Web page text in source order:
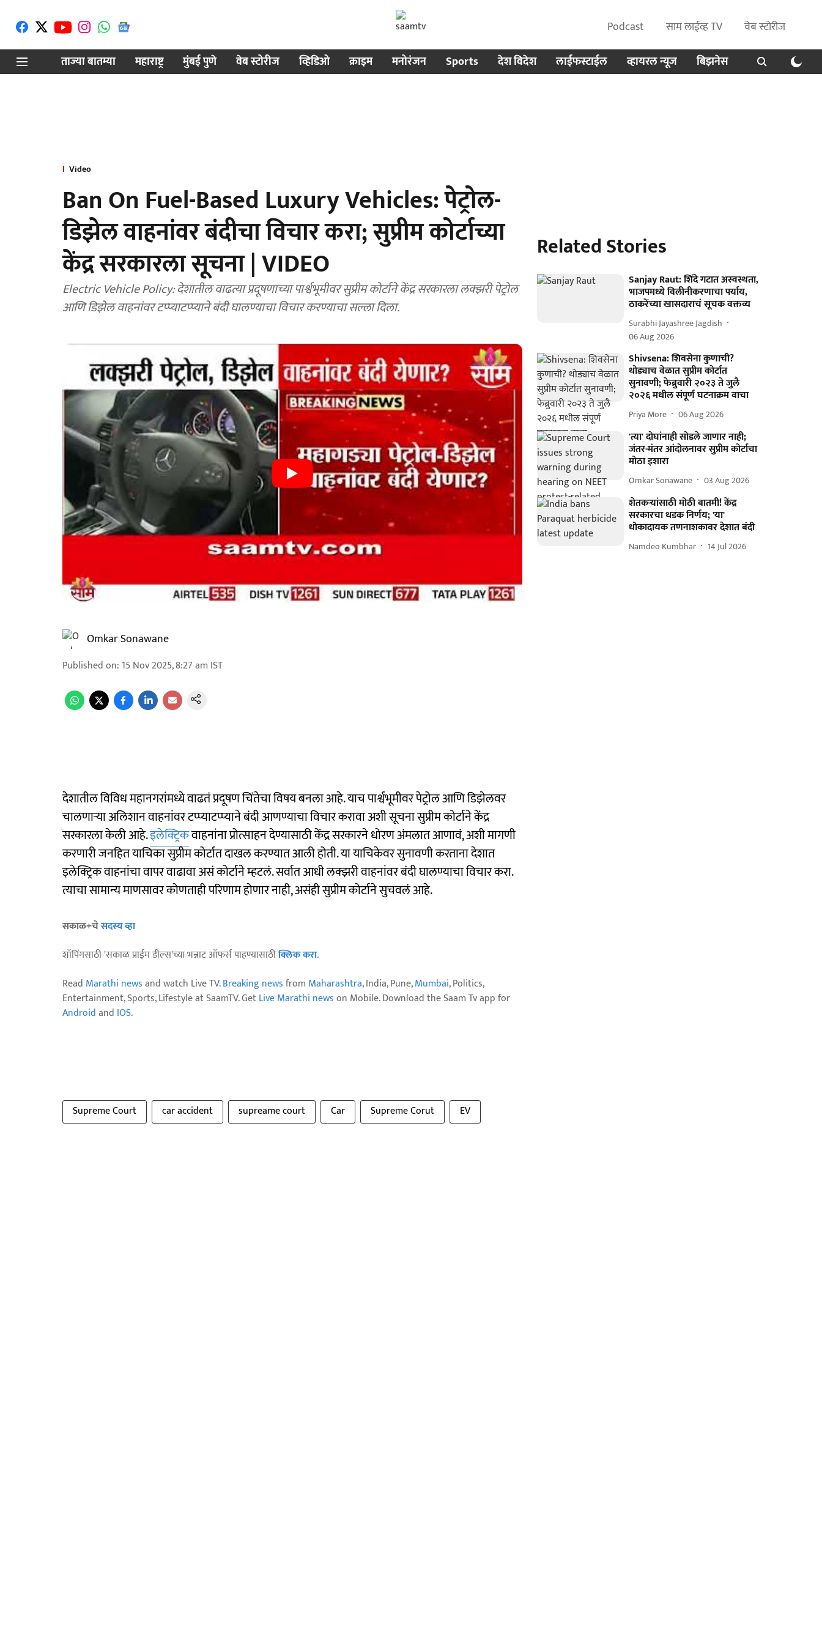
Podcast साम लाईव्ह TV
वेब स्टोरीज
ताज्या बातम्या
महाराष्ट्र मुंबई पुणे वेब स्टोरीज व्हिडिओ क्राइम मनोरंजन Sports देश विदेश लाईफस्टाईल व्हायरल न्यूज बिझनेस
Video
Ban On Fuel-Based Luxury Vehicles: पेट्रोल-
डिझेल वाहनांवर बंदीचा विचार करा; सुप्रीम कोर्टाच्या
केंद्र सरकारला सूचना | VIDEO
Electric Vehicle Policy: देशातील वाढत्या प्रदूषणाच्या पार्श्वभूमीवर सुप्रीम कोर्टाने केंद्र सरकारला लक्झरी पेट्रोल
आणि डिझेल वाहनांवर टप्प्याटप्प्याने बंदी घालण्याचा विचार करण्याचा सल्ला दिला.
Omkar Sonawane
Published on: 15 Nov 2025, 8:27 am IST
देशातील विविध महानगरांमध्ये वाढतं प्रदूषण चिंतेचा विषय बनला आहे. याच पार्श्वभूमीवर पेट्रोल आणि डिझेलवर
चालणाऱ्या अलिशान वाहनांवर टप्प्याटप्प्याने बंदी आणण्याचा विचार करावा अशी सूचना सुप्रीम कोर्टाने केंद्र
सरकारला केली आहे.इलेक्ट्रिकवाहनांना प्रोत्साहन देण्यासाठी केंद्र सरकारने धोरण अंमलात आणावं, अशी मागणी
करणारी जनहित याचिका सुप्रीम कोर्टात दाखल करण्यात आली होती. या याचिकेवर सुनावणी करताना देशात
इलेक्ट्रिक वाहनांचा वापर वाढावा असं कोर्टाने म्हटलं. सर्वात आधी लक्झरी वाहनांवर बंदी घालण्याचा विचार करा.
त्याचा सामान्य माणसावर कोणताही परिणाम होणार नाही, असंही सुप्रीम कोर्टाने सुचवलं आहे.
सकाळ+चेसदस्य व्हा
शॉपिंगसाठी 'सकाळ प्राईम डील्स'च्या भन्नाट ऑफर्स पाहण्यासाठीक्लिक करा.
Read Marathi newsand watch Live TV.Breaking newsfrom Maharashtra, India, Pune,Mumbai, Politics,
Entertainment, Sports, Lifestyle at SaamTV. GetLive Marathi newson Mobile. Download the Saam Tv app for
Androidand IOS.
Supreme Court car accident supreame court Car Supreme Corut EV
Related Stories
Sanjay Raut: शिंदे गटात अस्वस्थता,
भाजपमध्ये विलीनीकरणाचा पर्याय,
ठाकरेंच्या खासदाराचं सूचक वक्तव्य
Surabhi Jayashree Jagdish
06 Aug 2026
Shivsena: शिवसेना कुणाची?
थोड्याच वेळात सुप्रीम कोर्टात
सुनावणी; फेब्रुवारी २०२३ ते जुलै
२०२६ मधील संपूर्ण घटनाक्रम वाचा
Priya More 06 Aug 2026
'त्या' दोघांनाही सोडले जाणार नाही;
जंतर-मंतर आंदोलनावर सुप्रीम कोर्टाचा
मोठा इशारा
Omkar Sonawane 03 Aug 2026
शेतकऱ्यांसाठी मोठी बातमी! केंद्र
सरकारचा धडक निर्णय; 'या'
धोकादायक तणनाशकावर देशात बंदी
Namdeo Kumbhar 14 Jul 2026